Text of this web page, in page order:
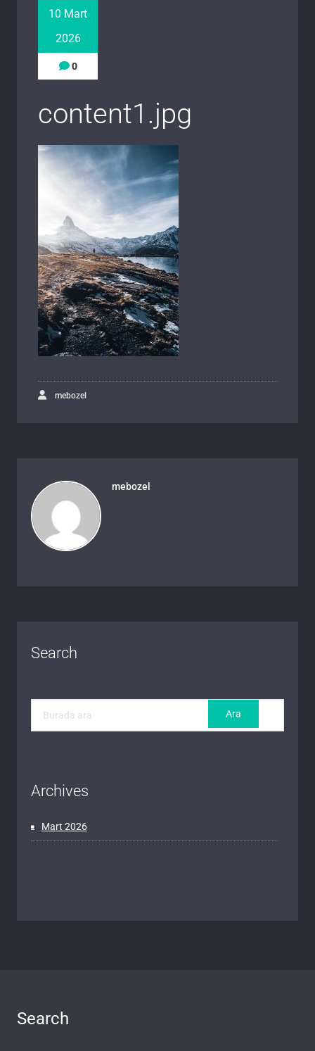
10 Mart
2026
0
content1.jpg
mebozel
mebozel
Search
Archives
Mart 2026
Search